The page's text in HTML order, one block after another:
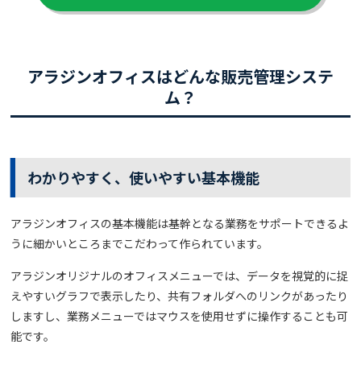
アラジンオフィスはどんな販売管理システ
ム？
わかりやすく、使いやすい基本機能
アラジンオフィスの基本機能は基幹となる業務をサポートできるよ
うに細かいところまでこだわって作られています。
アラジンオリジナルのオフィスメニューでは、データを視覚的に捉
えやすいグラフで表示したり、共有フォルダへのリンクがあったり
しますし、業務メニューではマウスを使用せずに操作することも可
能です。